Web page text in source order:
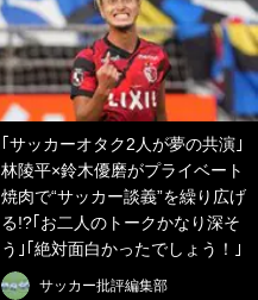
｢サッカーオタク2人が夢の共演｣
林陵平×鈴木優磨がプライベート
焼肉で“サッカー談義”を繰り広げ
る!?｢お二人のトークかなり深そ
う｣｢絶対面白かったでしょう！｣
サッカー批評編集部